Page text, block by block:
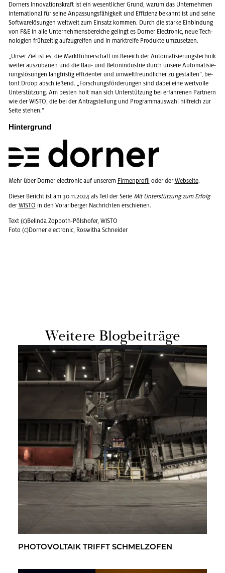
Dor­ners In­no­va­ti­ons­kraft ist ein we­sent­li­cher Grund, warum das Un­ter­neh­men
in­ter­na­tio­nal für seine An­pas­sungs­fä­hig­keit und Ef­fi­zi­enz be­kannt ist und seine
Soft­ware­lö­sun­gen welt­weit zum Ein­satz kom­men. Durch die star­ke Ein­bin­dung
von F&E in alle Un­ter­neh­mens­be­rei­che ge­lingt es Dor­ner Elec­tro­nic, neue Tech­
no­lo­gi­en früh­zei­tig auf­zu­grei­fen und in markt­rei­fe Pro­duk­te um­zu­set­zen.
„Unser Ziel ist es, die Markt­füh­rer­schaft im Be­reich der Au­to­ma­ti­sie­rungs­tech­nik
wei­ter aus­zu­bau­en und die Bau- und Be­ton­in­dus­trie durch un­se­re Au­to­ma­ti­sie­
rungs­lö­sun­gen lang­fris­tig ef­fi­zi­en­ter und um­welt­freund­li­cher zu ge­stal­ten“, be­
tont Droop ab­schlie­ßend. „For­schungs­för­de­run­gen sind dabei eine wert­vol­le
Un­ter­stüt­zung. Am bes­ten holt man sich Un­ter­stüt­zung bei er­fah­re­nen Part­nern
wie der WISTO, die bei der An­trag­stel­lung und Pro­gramm­aus­wahl hilf­reich zur
Seite ste­hen.“
Hin­ter­grund
Mehr über Dor­ner elec­tro­nic auf un­se­rem Fir­men­pro­fil oder der Web­sei­te.
Die­ser Be­richt ist am 30.11.2024 als Teil der Serie Mit Un­ter­stüt­zung zum Er­folg
der WISTO in den Vor­arl­ber­ger Nach­rich­ten er­schie­nen.
Text (c)Be­lin­da Zop­poth-Pöls­ho­fer, WISTO
Foto (c)Dor­ner elec­tro­nic, Ros­wi­tha Schnei­der
Wei­te­re Blog­bei­trä­ge
PHO­TO­VOL­TA­IK TRIFFT SCHMELZ­OFEN